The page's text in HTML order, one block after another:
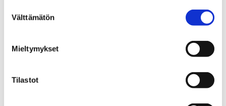
valinta
Välttämätön
Mieltymykset
Tilastot